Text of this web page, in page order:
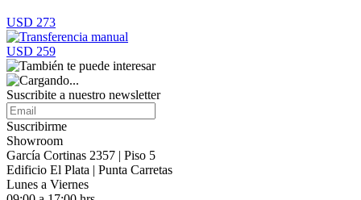
USD 273
USD 259
Suscribite a nuestro newsletter
Suscribirme
Showroom
García Cortinas 2357 | Piso 5
Edificio El Plata | Punta Carretas
Lunes a Viernes